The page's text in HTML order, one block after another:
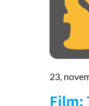
23,
Film: